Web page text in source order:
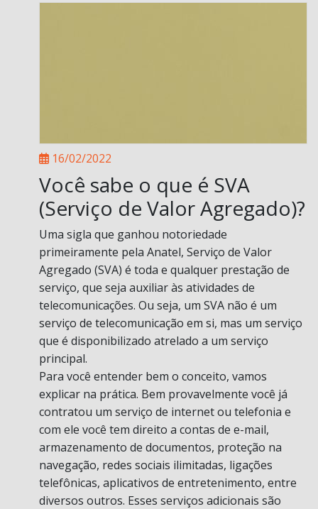
16/02/2022
Você sabe o que é SVA
(Serviço de Valor Agregado)?
Uma sigla que ganhou notoriedade
primeiramente pela Anatel, Serviço de Valor
Agregado (SVA) é toda e qualquer prestação de
serviço, que seja auxiliar às atividades de
telecomunicações. Ou seja, um SVA não é um
serviço de telecomunicação em si, mas um serviço
que é disponibilizado atrelado a um serviço
principal.
Para você entender bem o conceito, vamos
explicar na prática. Bem provavelmente você já
contratou um serviço de internet ou telefonia e
com ele você tem direito a contas de e-mail,
armazenamento de documentos, proteção na
navegação, redes sociais ilimitadas, ligações
telefônicas, aplicativos de entretenimento, entre
diversos outros. Esses serviços adicionais são